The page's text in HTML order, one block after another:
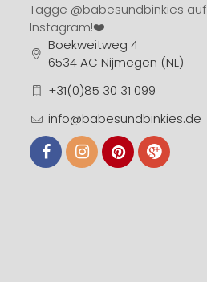
Tagge @babesundbinkies auf
Instagram!❤️
Boekweitweg 4
6534 AC Nijmegen (NL)
+31(0)85 30 31 099
info@babesundbinkies.de